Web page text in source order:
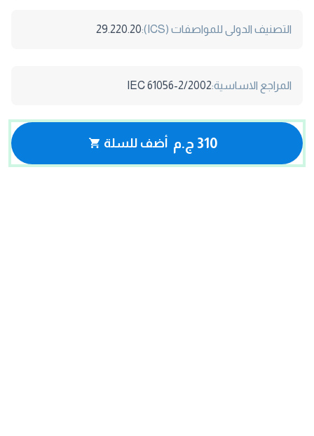
التصنيف الدولى للمواصفات (ICS): 29.220.20
المراجع الاساسية:61056-2/2002 IEC
310 ج.م أضف للسلة